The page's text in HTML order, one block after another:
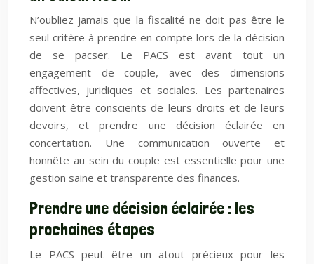
N’oubliez jamais que la fiscalité ne doit pas être le
seul critère à prendre en compte lors de la décision
de se pacser. Le PACS est avant tout un
engagement de couple, avec des dimensions
affectives, juridiques et sociales. Les partenaires
doivent être conscients de leurs droits et de leurs
devoirs, et prendre une décision éclairée en
concertation. Une communication ouverte et
honnête au sein du couple est essentielle pour une
gestion saine et transparente des finances.
Prendre une décision éclairée : les
prochaines étapes
Le PACS peut être un atout précieux pour les